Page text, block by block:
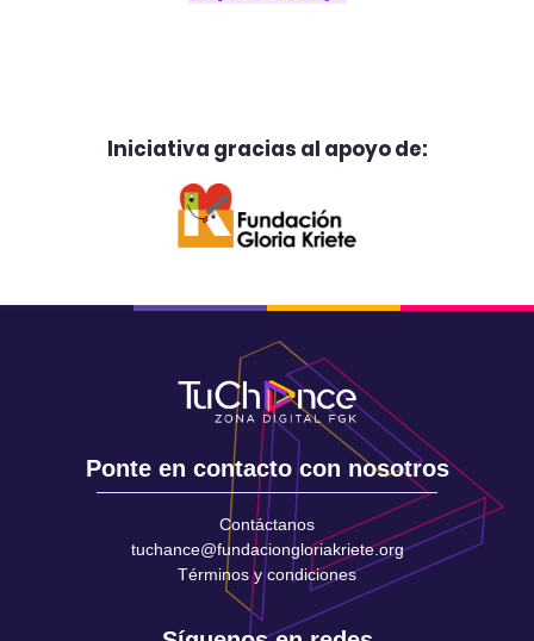
Iniciativa gracias al apoyo de:
Ponte en contacto con nosotros
Contáctanos
tuchance@fundaciongloriakriete.org
Términos y condiciones